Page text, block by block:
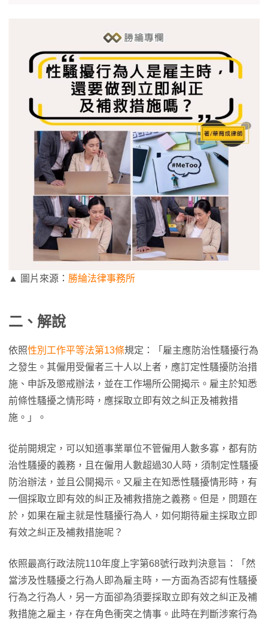
▲ 圖片來源： 勝綸法律事務所
二、解說
依照性別工作平等法第13條規定：「雇主應防治性騷擾行為
之發生。其僱用受僱者三十人以上者，應訂定性騷擾防治措
施、申訴及懲戒辦法，並在工作場所公開揭示。雇主於知悉
前條性騷擾之情形時，應採取立即有效之糾正及補救措
施。」。
從前開規定，可以知道事業單位不管僱用人數多寡，都有防
治性騷擾的義務，且在僱用人數超過30人時，須制定性騷擾
防治辦法，並且公開揭示。又雇主在知悉性騷擾情形時，有
一個採取立即有效的糾正及補救措施之義務。但是，問題在
於，如果在雇主就是性騷擾行為人，如何期待雇主採取立即
有效之糾正及補救措施呢？
依照最高行政法院110年度上字第68號行政判決意旨：「然
當涉及性騷擾之行為人即為雇主時，一方面為否認有性騷擾
行為之行為人，另一方面卻為須要採取立即有效之糾正及補
救措施之雇主，存在角色衝突之情事。此時在判斷涉案行為